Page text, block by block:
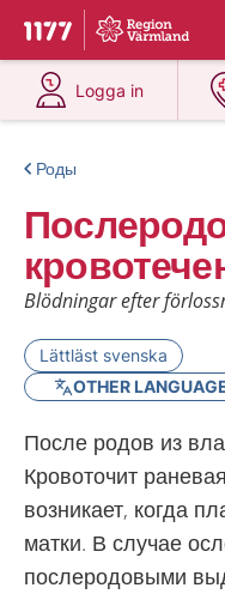
To start page for 1177
Du har valt
Logga in
at 1177.se
Роды
Blödningar efter
Lättläst svenska
OTHER
После родов из
Кровоточит
возникает, когда
матки. В случае
послеродовыми